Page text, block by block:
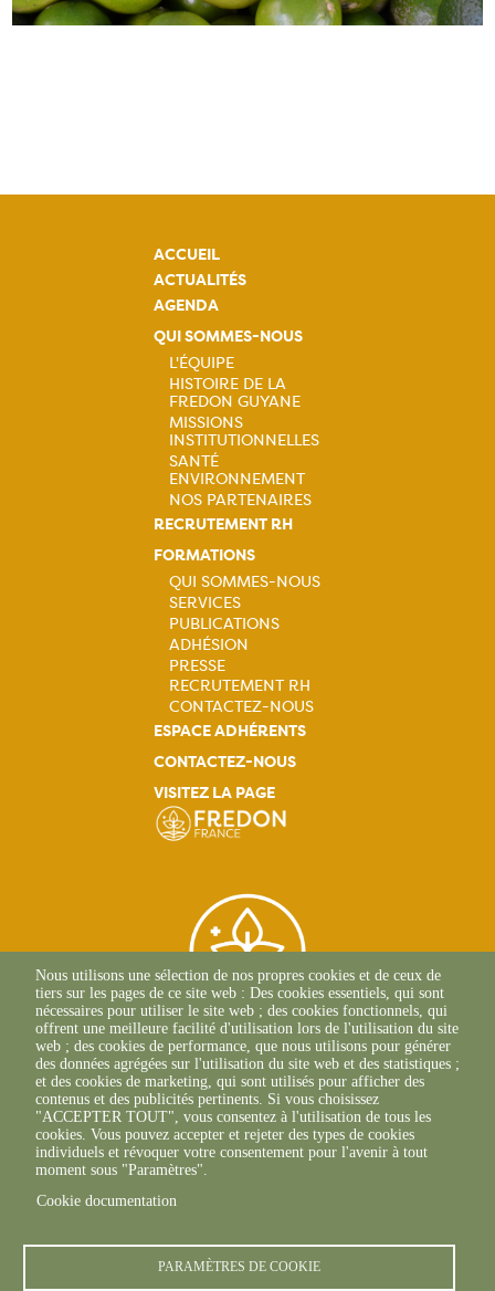
ACCUEIL
ACTUALITÉS
AGENDA
QUI SOMMES-NOUS
Navigation
principale
L'ÉQUIPE
HISTOIRE DE LA
FREDON GUYANE
MISSIONS
INSTITUTIONNELLES
SANTÉ
ENVIRONNEMENT
NOS PARTENAIRES
RECRUTEMENT RH
FORMATIONS
Navigation
principale
QUI SOMMES-NOUS
SERVICES
PUBLICATIONS
ADHÉSION
PRESSE
RECRUTEMENT RH
CONTACTEZ-NOUS
ESPACE ADHÉRENTS
CONTACTEZ-NOUS
VISITEZ LA PAGE
Protect'Veg FREDON
Guyane
23 Avenue Pasteur
BP 6010
97300 CAYENNE
Nous utilisons une sélection de nos propres cookies et de ceux de
tiers sur les pages de ce site web : Des cookies essentiels, qui sont
nécessaires pour utiliser le site web ; des cookies fonctionnels, qui
offrent une meilleure facilité d'utilisation lors de l'utilisation du site
web ; des cookies de performance, que nous utilisons pour générer
des données agrégées sur l'utilisation du site web et des statistiques ;
et des cookies de marketing, qui sont utilisés pour afficher des
contenus et des publicités pertinents. Si vous choisissez
"ACCEPTER TOUT", vous consentez à l'utilisation de tous les
cookies. Vous pouvez accepter et rejeter des types de cookies
individuels et révoquer votre consentement pour l'avenir à tout
moment sous "Paramètres".
Cookie documentation
PARAMÈTRES DE COOKIE